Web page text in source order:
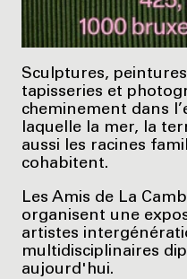
Sculptures,
tapisseries et
cheminement dans
laquelle la mer, la
aussi les racines
cohabitent.
Les Amis de La
organisent une
artistes
multidisciplinaires
aujourd'hui.